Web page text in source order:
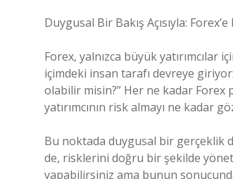
Duygusal Bir Bakış Açısıyla:
Forex, yalnızca büyük yatırımcılar
içimdeki insan tarafı devreye
olabilir misin?” Her ne kadar Forex
yatırımcının risk almayı ne kadar
Bu noktada duygusal bir gerçeklik
de, risklerini doğru bir şekilde
yapabilirsiniz ama bunun